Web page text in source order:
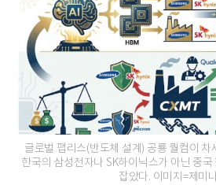
글로벌 팹리스(반도체 설계) 공룡 퀄컴이 차
한국의 삼성전자나 SK하이닉스가 아닌 중
잡았다. 이미지=제미